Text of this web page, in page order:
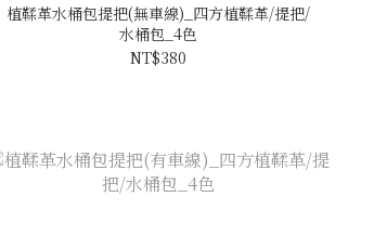
植鞣革水桶包提把(無車線)_四方植鞣革/提把/
水桶包_4色
NT$380